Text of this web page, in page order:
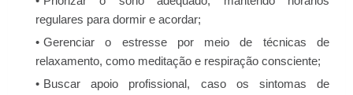
regulares para dormir e acordar;
Gerenciar o estresse por meio de técnicas de
relaxamento, como meditação e respiração consciente;
Buscar apoio profissional, caso os sintomas de